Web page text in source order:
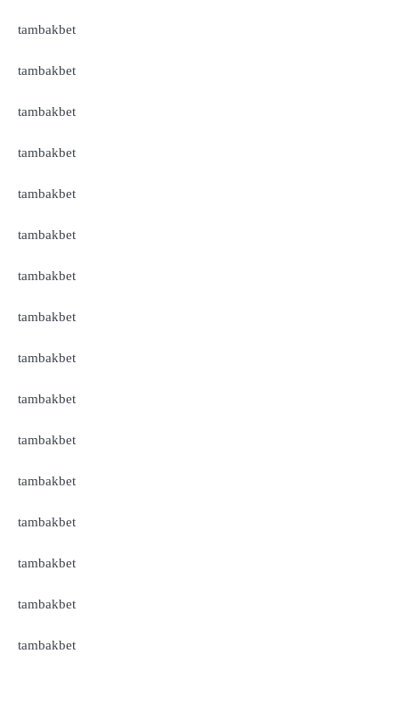
tambakbet
tambakbet
tambakbet
tambakbet
tambakbet
tambakbet
tambakbet
tambakbet
tambakbet
tambakbet
tambakbet
tambakbet
tambakbet
tambakbet
tambakbet
tambakbet